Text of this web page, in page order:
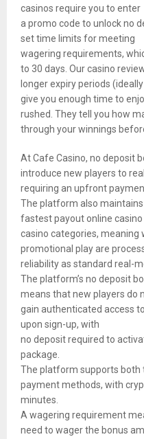
casinos require you to enter
a promo code to unlock no
set time limits for meeting
wagering requirements,
to 30 days. Our casino
longer expiry periods
give you enough time to
rushed. They tell you how
through your winnings
At Cafe Casino, no deposit
introduce new players to
requiring an upfront
The platform also
fastest payout online
casino categories, meaning
promotional play are
reliability as standard real-
The platform’s no deposit
means that new players do
gain authenticated access
upon sign-up, with
no deposit required to
package.
The platform supports both
payment methods, with
minutes.
A wagering requirement
need to wager the bonus